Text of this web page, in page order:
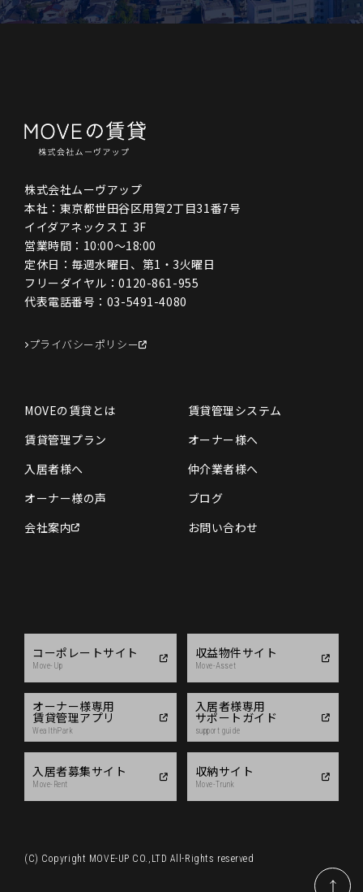
株式会社ムーヴアップ
本社：東京都世田谷区用賀2丁目31番7号
イイダアネックスＩ 3F
営業時間：10:00〜18:00
定休日：毎週水曜日、第1・3火曜日
フリーダイヤル：0120-861-955
代表電話番号： 03-5491-4080
プライバシーポリシー
MOVEの賃貸とは
賃貸管理システム
賃貸管理プラン
オーナー様へ
入居者様へ
仲介業者様へ
オーナー様の声
ブログ
会社案内
お問い合わせ
コーポレートサイト
Move-Up
収益物件サイト
Move-Asset
オーナー様専用
賃貸管理アプリ
WealthPark
入居者様専用
サポートガイド
support guide
入居者募集サイト
Move-Rent
収納サイト
Move-Trunk
(C) Copyright MOVE-UP CO.,LTD All-Rights reserved